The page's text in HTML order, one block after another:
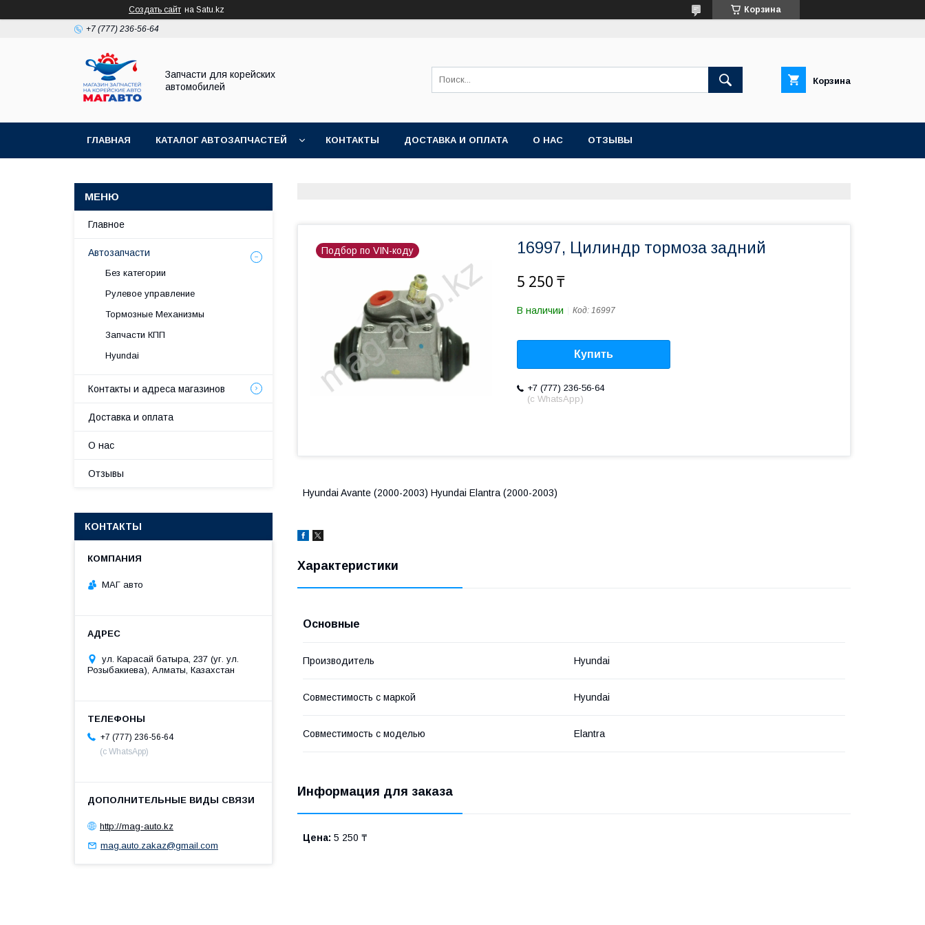
Создать сайт на Satu.kz Корзина
+7 (777) 236-56-64
Запчасти для корейских
автомобилей
Корзина
ГЛАВНАЯ КАТАЛОГ АВТОЗАПЧАСТЕЙ КОНТАКТЫ ДОСТАВКА И ОПЛАТА О НАС ОТЗЫВЫ
Подбор по VIN-коду 16997, Цилиндр тормоза задний
5 250 ₸
В наличии Код: 16997
Купить
+7 (777) 236-56-64
(с WhatsApp)
Hyundai Avante (2000-2003) Hyundai Elantra (2000-2003)
Характеристики
Основные
Производитель Hyundai
Совместимость с маркой Hyundai
Совместимость с моделью Elantra
Информация для заказа
Цена: 5 250 ₸
Главное
Автозапчасти
Без категории
Рулевое управление
Тормозные Механизмы
Запчасти КПП
Hyundai
Контакты и адреса магазинов
Доставка и оплата
О нас
Отзывы
КОНТАКТЫ
МАГ авто
ул. Карасай батыра, 237 (уг. ул.
Розыбакиева), Алматы, Казахстан
+7 (777) 236-56-64
(с WhatsApp)
http://mag-auto.kz
mag.auto.zakaz@gmail.com